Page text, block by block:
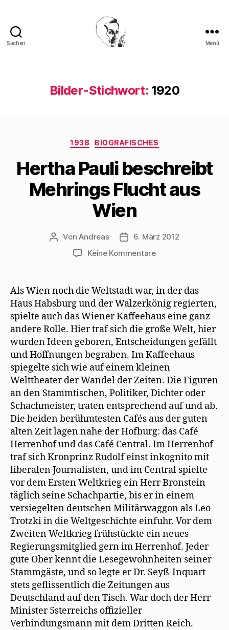
Suchen Menü
Bilder-Stichwort: 1920
Kategorien
1938 BIOGRAFISCHES
Hertha Pauli beschreibt
Mehrings Flucht aus
Wien
Beitragsautor
VonAndreas Beitragsdatum
6. März 2012
Keine Kommentarezu
beschreibt
Mehrings
Flucht
aus
Wien
Als Wien noch die Weltstadt war, in der das
Haus Habsburg und der Walzerkönig regierten,
spielte auch das Wiener Kaffeehaus eine ganz
andere Rolle. Hier traf sich die große Welt, hier
wurden Ideen geboren, Entscheidungen gefällt
und Hoffnungen begraben. Im Kaffeehaus
spiegelte sich wie auf einem kleinen
Welttheater der Wandel der Zeiten. Die Figuren
an den Stammtischen, Politiker, Dichter oder
Schachmeister, traten entsprechend auf und ab.
Die beiden berühmtesten Cafés aus der guten
alten Zeit lagen nahe der Hofburg: das Café
Herrenhof und das Café Central. Im Herrenhof
traf sich Kronprinz Rudolf einst inkognito mit
liberalen Journalisten, und im Central spielte
vor dem Ersten Weltkrieg ein Herr Bronstein
täglich seine Schachpartie, bis er in einem
versiegelten deutschen Militärwaggon als Leo
Trotzki in die Weltgeschichte einfuhr. Vor dem
Zweiten Weltkrieg frühstückte ein neues
Regierungsmitglied gern im Herrenhof. Jeder
gute Ober kennt die Lesegewohnheiten seiner
Stammgäste, und so legte er Dr. Seyß-Inquart
stets geflissentlich die Zeitungen aus
Deutschland auf den Tisch. War doch der Herr
Minister 5sterreichs offizieller
Verbindungsmann mit dem Dritten Reich.